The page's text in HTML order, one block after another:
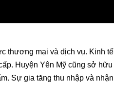
thương mại và dịch vụ. Kinh
Huyện Yên Mỹ cũng sở hữu
Sự gia tăng thu nhập và